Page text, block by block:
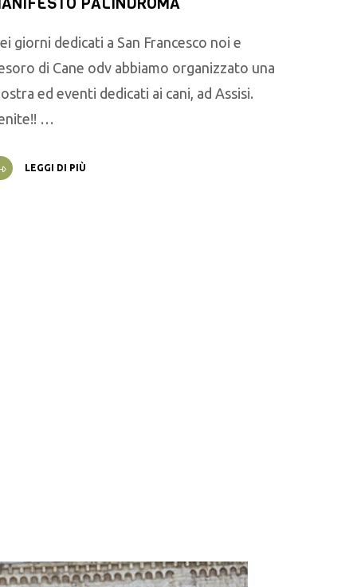
giorni dedicati a San Francesco noi e
di Cane odv abbiamo organizzato una
ed eventi dedicati ai cani, ad Assisi.
…
LEGGI DI PIÙ